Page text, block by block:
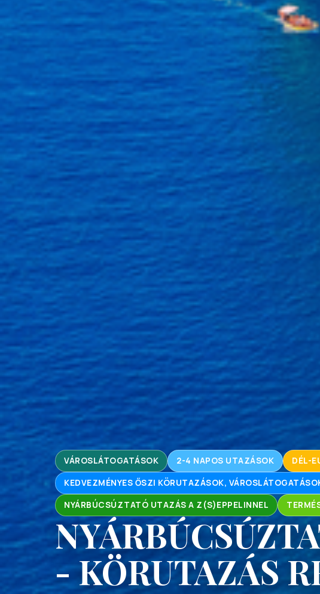
VÁROSLÁTOGATÁSOK 2-4 NAPOS UTAZÁSOK DÉL-
KEDVEZMÉNYES ŐSZI KÖRUTAZÁSOK,
NYÁRBÚCSÚZTATÓ UTAZÁS A Z(S)EPPELINNEL
- KÖRUTAZÁS